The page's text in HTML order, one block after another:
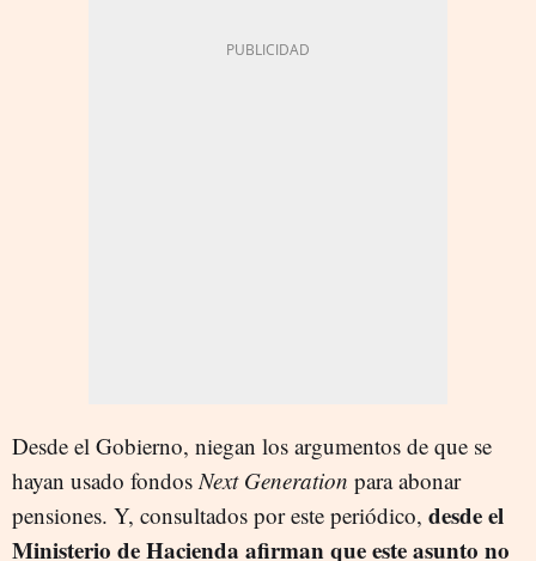
Desde el Gobierno, niegan los argumentos de que se
hayan usado fondos Next Generation para abonar
pensiones. Y, consultados por este periódico, desde el
Ministerio de Hacienda afirman que este asunto no